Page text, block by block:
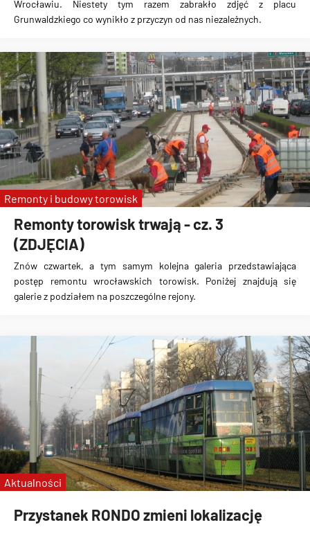
Wrocławiu. Niestety tym razem zabrakło zdjęć z placu
Grunwaldzkiego co wynikło z przyczyn od nas niezależnych.
Remonty torowisk trwają - cz. 3
(ZDJĘCIA)
Znów czwartek, a tym samym kolejna galeria przedstawiająca
postęp remontu wrocławskich torowisk. Poniżej znajdują się
galerie z podziałem na poszczególne rejony.
Remonty i budowy torowisk
Przystanek RONDO zmieni lokalizację
Aktualności